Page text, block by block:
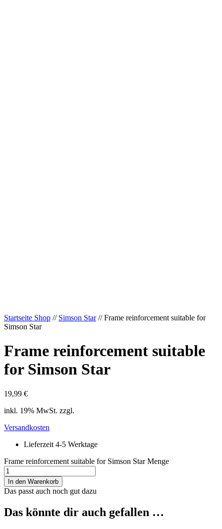
Startseite Shop // Simson Star// Frame reinforcement suitable for
Simson Star
Frame reinforcement suitable
for Simson Star
19,99 €
inkl. 19% MwSt. zzgl.
Versandkosten
Lieferzeit 4-5 Werktage
Frame reinforcement suitable for Simson Star Menge
In den Warenkorb
Das passt auch noch gut dazu
Das könnte dir auch gefallen …